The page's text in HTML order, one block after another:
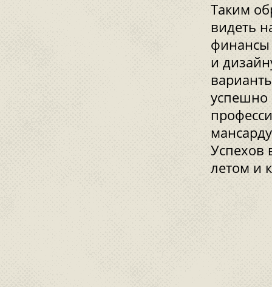
Таким
видеть
финансы
и
успешно
Успехов
летом и